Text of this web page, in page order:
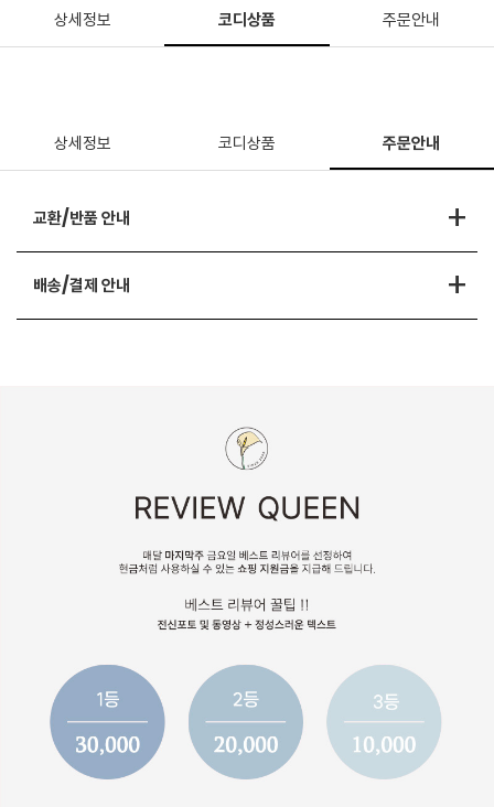
상세정보 코디상품 주문안내
상세정보 코디상품 주문안내
교환/반품 안내 +
배송/결제 안내 +